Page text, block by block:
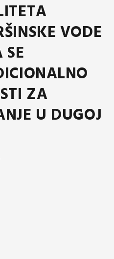
VODE
ZA
U DUGOJ